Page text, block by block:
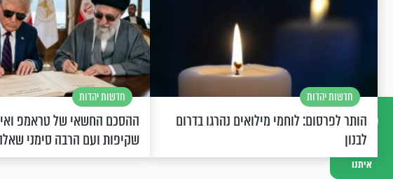
דברו
איתנו
חדשות יהדות
הותר לפרסום: לוחמי מילואים נהרגו בדרום
לבנון
חדשות יהדות
ההסכם החשאי של טראמפ
שקיפות ועם הרבה סימני